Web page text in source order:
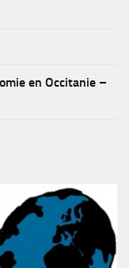
en Occitanie –